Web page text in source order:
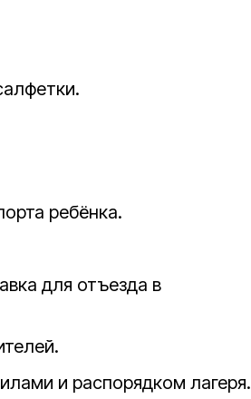
ребёнка.
для отъезда в
и распорядком лагеря.